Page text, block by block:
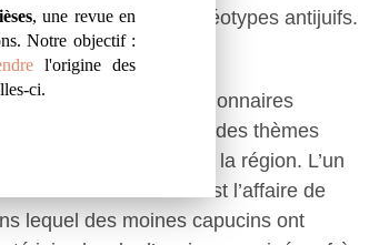
, une revue en
Notre objectif :
l'origine des
ci.
riche réservoir de stéréotypes antijuifs.
CHRÉTIEN
et des missionnaires
Orient au XIX
siècle, des thèmes
ont été introduits dans la région. L’un
tristement célèbres est l’affaire de
lequel des moines capucins ont